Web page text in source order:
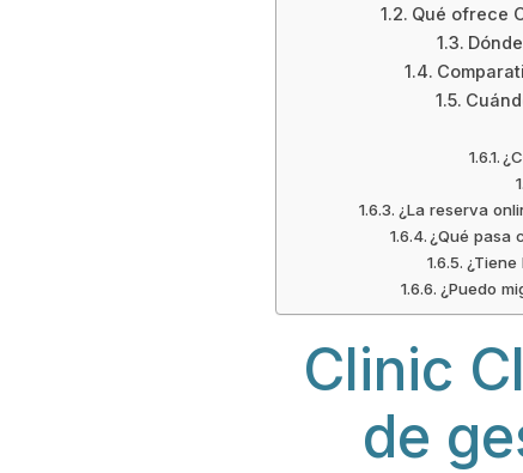
Qué ofrece
¿La reserva
¿Qué pasa
¿Puedo
Clinic
de